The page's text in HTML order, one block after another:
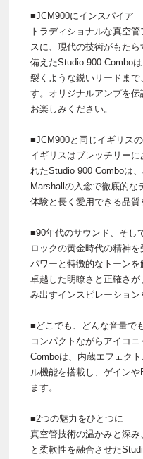
■JCM900にインスパイア
トラディショナルな真空
スに、現代の技術がもた
備えたStudio 900 Combo
裂くような鋭いリードま
す。オリジナルアンプを
お楽しみください。
■JCM900と同じイギリス
イギリスはブレッチリー
れたStudio 900 Comboは
Marshallの入念で徹底的な
体験と長く愛用できる品質
■90年代のサウンド、そし
ロックの黄金時代の精神
パワーと特徴的なトーン
卓越した明瞭さと正確さ
み出すインスピレーション
■どこでも、どんな音量で
コンパクトながらアイコ
Comboは、内蔵エフェク
ル機能を搭載し、ゲイン
ます。
■2つの魅力をひとつに
真空管技術の温かみと深
と柔軟性を融合させた